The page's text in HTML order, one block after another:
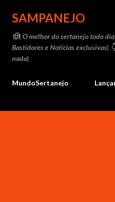
Pular para o
SAMPANEJO
🤠| O melhor do sertanejo todo
Bastidores e Notícias exclusivas|
nada|
MundoSertanejo